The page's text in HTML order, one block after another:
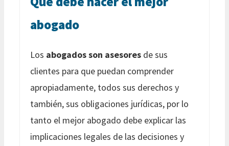
abogado
Los abogados son asesores de sus
clientes para que puedan comprender
apropiadamente, todos sus derechos y
también, sus obligaciones jurídicas, por lo
tanto el mejor abogado debe explicar las
implicaciones legales de las decisiones y